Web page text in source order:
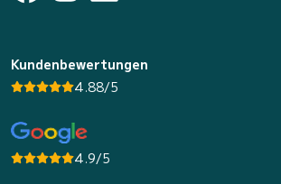
Kundenbewertungen
4.88/5
4.9/5